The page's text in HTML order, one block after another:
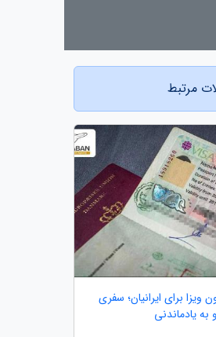
مرتبط
برای ایرانیان؛ سفری
یادماندنی